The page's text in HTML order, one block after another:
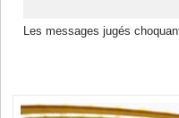
Les messages jugés